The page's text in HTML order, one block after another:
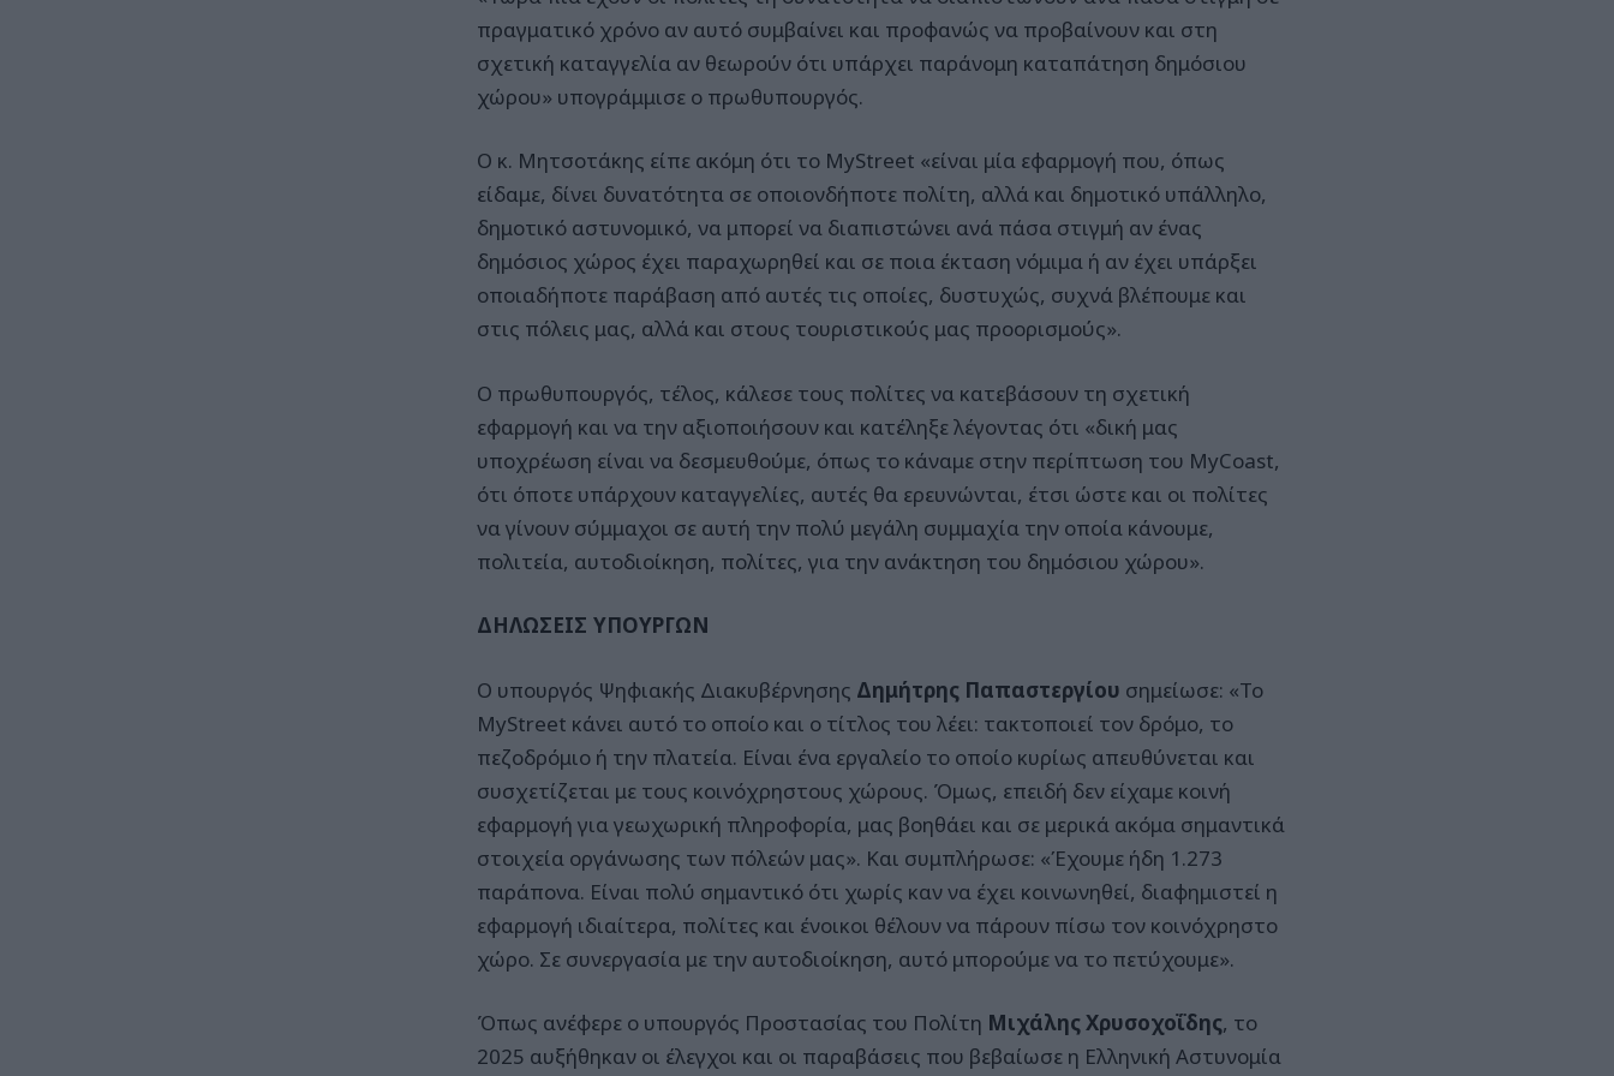
πραγματικό χρόνο αν αυτό συμβαίνει και προφανώς να προβαίνουν και στη
σχετική καταγγελία αν θεωρούν ότι υπάρχει παράνομη καταπάτηση δημόσιου
χώρου» υπογράμμισε ο πρωθυπουργός.
Ο κ. Μητσοτάκης είπε ακόμη ότι το MyStreet «είναι μία εφαρμογή που, όπως
είδαμε, δίνει δυνατότητα σε οποιονδήποτε πολίτη, αλλά και δημοτικό υπάλληλο,
δημοτικό αστυνομικό, να μπορεί να διαπιστώνει ανά πάσα στιγμή αν ένας
δημόσιος χώρος έχει παραχωρηθεί και σε ποια έκταση νόμιμα ή αν έχει υπάρξει
οποιαδήποτε παράβαση από αυτές τις οποίες, δυστυχώς, συχνά βλέπουμε και
στις πόλεις μας, αλλά και στους τουριστικούς μας προορισμούς».
Ο πρωθυπουργός, τέλος, κάλεσε τους πολίτες να κατεβάσουν τη σχετική
εφαρμογή και να την αξιοποιήσουν και κατέληξε λέγοντας ότι «δική μας
υποχρέωση είναι να δεσμευθούμε, όπως το κάναμε στην περίπτωση του MyCoast,
ότι όποτε υπάρχουν καταγγελίες, αυτές θα ερευνώνται, έτσι ώστε και οι πολίτες
να γίνουν σύμμαχοι σε αυτή την πολύ μεγάλη συμμαχία την οποία κάνουμε,
πολιτεία, αυτοδιοίκηση, πολίτες, για την ανάκτηση του δημόσιου χώρου».
ΔΗΛΩΣΕΙΣ ΥΠΟΥΡΓΩΝ
Ο υπουργός Ψηφιακής Διακυβέρνησης Δημήτρης Παπαστεργίου σημείωσε: «To
MyStreet κάνει αυτό το οποίο και ο τίτλος του λέει: τακτοποιεί τον δρόμο, το
πεζοδρόμιο ή την πλατεία. Είναι ένα εργαλείο το οποίο κυρίως απευθύνεται και
συσχετίζεται με τους κοινόχρηστους χώρους. Όμως, επειδή δεν είχαμε κοινή
εφαρμογή για γεωχωρική πληροφορία, μας βοηθάει και σε μερικά ακόμα σημαντικά
στοιχεία οργάνωσης των πόλεών μας». Και συμπλήρωσε: «Έχουμε ήδη 1.273
παράπονα. Είναι πολύ σημαντικό ότι χωρίς καν να έχει κοινωνηθεί, διαφημιστεί η
εφαρμογή ιδιαίτερα, πολίτες και ένοικοι θέλουν να πάρουν πίσω τον κοινόχρηστο
χώρο. Σε συνεργασία με την αυτοδιοίκηση, αυτό μπορούμε να το πετύχουμε».
Όπως ανέφερε ο υπουργός Προστασίας του Πολίτη Μιχάλης Χρυσοχοΐδης, το
2025 αυξήθηκαν οι έλεγχοι και οι παραβάσεις που βεβαίωσε η Ελληνική Αστυνομία